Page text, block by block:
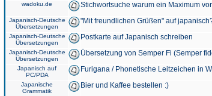
wadoku.de Stichwortsuche warum ein Maximum
Japanisch-Deutsche
Übersetzungen
"Mit freundlichen Grüßen" auf
Japanisch-Deutsche
Übersetzungen
Postkarte auf Japanisch schreiben
Japanisch-Deutsche
Übersetzungen
Übersetzung von Semper Fi (Semper
Japanisch auf
PC/PDA
Furigana / Phonetische Leitzeichen in
Japanische
Grammatik
Bier und Kaffee bestellen :)